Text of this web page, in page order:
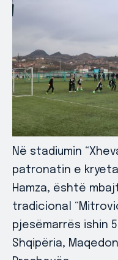
Në stadiumin
patronatin e
Hamza, është
tradicional
pjesëmarrës ishin
Shqipëria,